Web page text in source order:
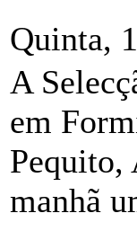
Quinta,
A
em
Pequito,
manhã